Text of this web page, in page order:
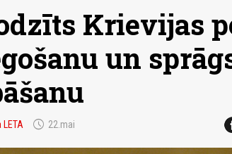
Krievijas
un
schedule 22.mai